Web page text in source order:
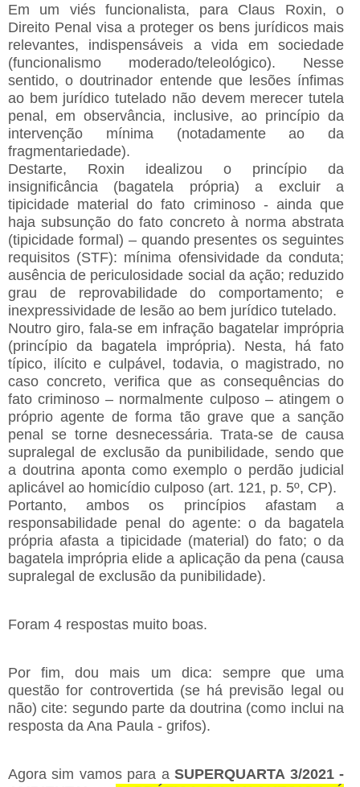
Em um viés funcionalista, para Claus Roxin, o
Direito Penal visa a proteger os bens jurídicos mais
relevantes, indispensáveis a vida em sociedade
(funcionalismo moderado/teleológico). Nesse
sentido, o doutrinador entende que lesões ínfimas
ao bem jurídico tutelado não devem merecer tutela
penal, em observância, inclusive, ao princípio da
intervenção mínima (notadamente ao da
fragmentariedade).
Destarte, Roxin idealizou o princípio da
insignificância (bagatela própria) a excluir a
tipicidade material do fato criminoso - ainda que
haja subsunção do fato concreto à norma abstrata
(tipicidade formal) – quando presentes os seguintes
requisitos (STF): mínima ofensividade da conduta;
ausência de periculosidade social da ação; reduzido
grau de reprovabilidade do comportamento; e
inexpressividade de lesão ao bem jurídico tutelado.
Noutro giro, fala-se em infração bagatelar imprópria
(princípio da bagatela imprópria). Nesta, há fato
típico, ilícito e culpável, todavia, o magistrado, no
caso concreto, verifica que as consequências do
fato criminoso – normalmente culposo – atingem o
próprio agente de forma tão grave que a sanção
penal se torne desnecessária. Trata-se de causa
supralegal de exclusão da punibilidade, sendo que
a doutrina aponta como exemplo o perdão judicial
aplicável ao homicídio culposo (art. 121, p. 5º, CP).
Portanto, ambos os princípios afastam a
responsabilidade penal do agente: o da bagatela
própria afasta a tipicidade (material) do fato; o da
bagatela imprópria elide a aplicação da pena (causa
supralegal de exclusão da punibilidade).
Foram 4 respostas muito boas.
Por fim, dou mais um dica: sempre que uma
questão for controvertida (se há previsão legal ou
não) cite: segundo parte da doutrina (como inclui na
resposta da Ana Paula - grifos).
Agora sim vamos para aSUPERQUARTA 3/2021 -